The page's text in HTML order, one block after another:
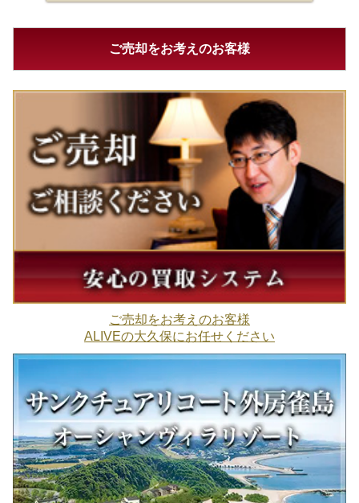
ご売却をお考えのお客様
ご売却をお考えのお客様
ALIVEの大久保にお任せください